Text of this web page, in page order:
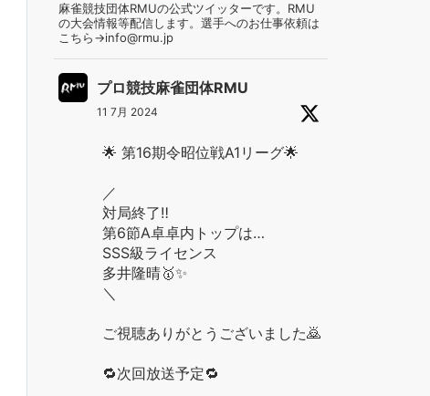
麻雀競技団体RMUの公式ツイッターです。RMU
の大会情報等配信します。選手へのお仕事依頼は
こちら→info@rmu.jp
プロ競技麻雀団体RMU
11 7月 2024
🌟 第16期令昭位戦A1リーグ🌟
／
対局終了‼️
第6節A卓卓内トップは…
SSS級ライセンス
多井隆晴🥇✨
＼
ご視聴ありがとうございました🙇
🔁次回放送予定🔁